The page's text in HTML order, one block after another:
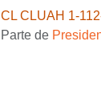
CL CLUAH 1-
Parte de